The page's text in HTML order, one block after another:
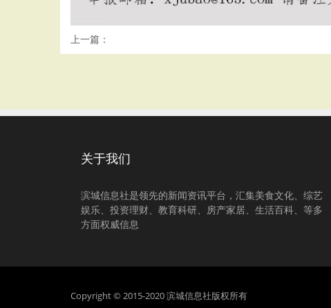
上一篇：
关于我们
滨城信息社是领先的新闻资讯平台，汇集美食文化、综艺
娱乐、投资理财、教育科研、房产家居、生活百科、等多
方面权威信息
Copyright © 2015-2020 滨城信息社版权所有